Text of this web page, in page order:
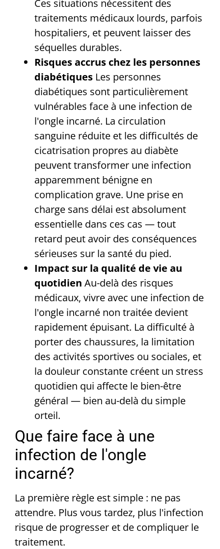
Ces situations nécessitent des
traitements médicaux lourds, parfois
hospitaliers, et peuvent laisser des
séquelles durables.
Risques accrus chez les personnes
diabétiques Les personnes
diabétiques sont particulièrement
vulnérables face à une infection de
l'ongle incarné. La circulation
sanguine réduite et les difficultés de
cicatrisation propres au diabète
peuvent transformer une infection
apparemment bénigne en
complication grave. Une prise en
charge sans délai est absolument
essentielle dans ces cas — tout
retard peut avoir des conséquences
sérieuses sur la santé du pied.
Impact sur la qualité de vie au
quotidien Au-delà des risques
médicaux, vivre avec une infection de
l'ongle incarné non traitée devient
rapidement épuisant. La difficulté à
porter des chaussures, la limitation
des activités sportives ou sociales, et
la douleur constante créent un stress
quotidien qui affecte le bien-être
général — bien au-delà du simple
orteil.
Que faire face à une
infection de l'ongle
incarné?
La première règle est simple : ne pas
attendre. Plus vous tardez, plus l'infection
risque de progresser et de compliquer le
traitement.